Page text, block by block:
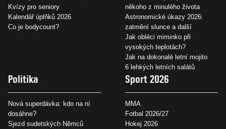
Kvízy pro seniory
Kalendář úplňků 2026
Co je bodycount?
někoho z minulého života
Astronomické úkazy 2026:
zatmění slunce a další
Jak obléci miminko při
vysokých teplotách?
Jak na dokonalé letní mojito
6 lehkých letních salátů
Politika
Nová superdávka: kdo na ní
dosáhne?
Sjezd sudetských Němců
Sport 2026
MMA
Fotbal 2026/27
Hokej 2026